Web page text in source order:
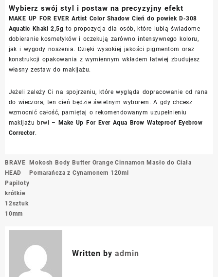
Wybierz swój styl i postaw na precyzyjny efekt
MAKE UP FOR EVER Artist Color Shadow Cień do powiek D-308
Aquatic Khaki 2,5g to propozycja dla osób, które lubią świadome
dobieranie kosmetyków i oczekują zarówno intensywnego koloru,
jak i wygody noszenia. Dzięki wysokiej jakości pigmentom oraz
konstrukcji opakowania z wymiennym wkładem łatwiej zbudujesz
własny zestaw do makijażu.
Jeżeli zależy Ci na spojrzeniu, które wygląda dopracowanie od rana
do wieczora, ten cień będzie świetnym wyborem. A gdy chcesz
wzmocnić całość, pamiętaj o rekomendowanym uzupełnieniu
makijażu brwi –
Make Up For Ever Aqua Brow Wateproof Eyebrow
Corrector.
Nawigacja
wpisu
BRAVE
HEAD
Papiloty
krótkie
12sztuk
10mm
Mokosh Body Butter Orange Cinnamon Masło do Ciała
Pomarańcza z Cynamonem 120ml
Written by admin